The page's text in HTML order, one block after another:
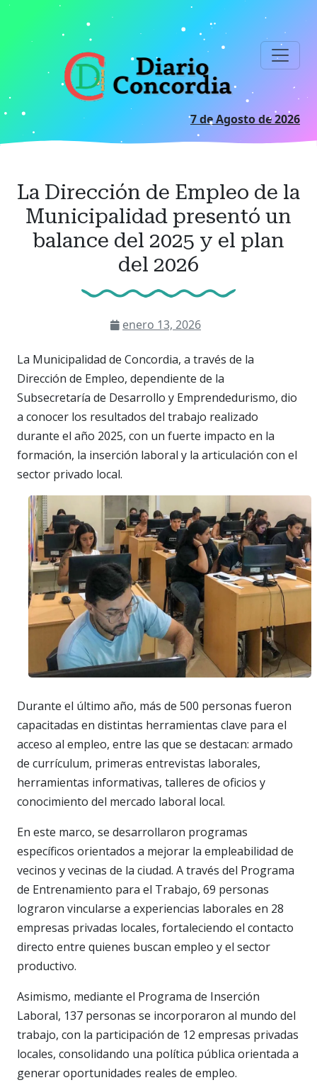
contenido
7 de Agosto de 2026
La Dirección de Empleo de la
Municipalidad presentó un
balance del 2025 y el plan
del 2026
enero 13, 2026
La Municipalidad de Concordia, a través de la
Dirección de Empleo, dependiente de la
Subsecretaría de Desarrollo y Emprendedurismo, dio
a conocer los resultados del trabajo realizado
durante el año 2025, con un fuerte impacto en la
formación, la inserción laboral y la articulación con el
sector privado local.
Durante el último año, más de 500 personas fueron
capacitadas en distintas herramientas clave para el
acceso al empleo, entre las que se destacan: armado
de currículum, primeras entrevistas laborales,
herramientas informativas, talleres de oficios y
conocimiento del mercado laboral local.
En este marco, se desarrollaron programas
específicos orientados a mejorar la empleabilidad de
vecinos y vecinas de la ciudad. A través del Programa
de Entrenamiento para el Trabajo, 69 personas
lograron vincularse a experiencias laborales en 28
empresas privadas locales, fortaleciendo el contacto
directo entre quienes buscan empleo y el sector
productivo.
Asimismo, mediante el Programa de Inserción
Laboral, 137 personas se incorporaron al mundo del
trabajo, con la participación de 12 empresas privadas
locales, consolidando una política pública orientada a
generar oportunidades reales de empleo.